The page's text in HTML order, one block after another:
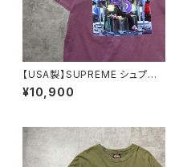
【USA製】SUPREME シュプリ
ーム サイケデリック アートグ
ラフィック プリント パープ
¥10,900